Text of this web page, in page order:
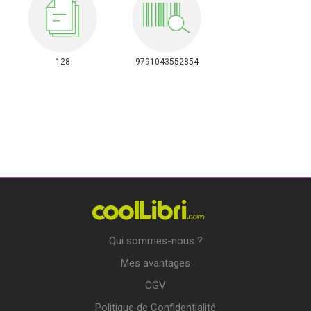
128 9791043552854
Qui sommes-nous ?
Mes avantages
CGV
Politique de Confidentialité